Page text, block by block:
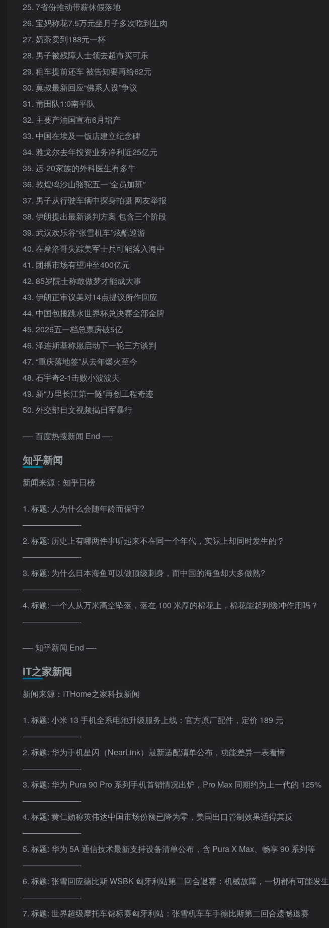
25. 7省份推动带薪休假落地
26. 宝妈称花7.5万元坐月子多次吃到生肉
27. 奶茶卖到188元一杯
28. 男子被残障人士领去超市买可乐
29. 租车提前还车 被告知要再给62元
30. 莫叔最新回应“佛系人设”争议
31. 莆田队1:0南平队
32. 主要产油国宣布6月增产
33. 中国在埃及一饭店建立纪念碑
34. 雅戈尔去年投资业务净利近25亿元
35. 运-20家族的外科医生有多牛
36. 敦煌鸣沙山骆驼五一“全员加班”
37. 男子从行驶车辆中探身拍摄 网友举报
38. 伊朗提出最新谈判方案 包含三个阶段
39. 武汉欢乐谷“张雪机车”炫酷巡游
40. 在摩洛哥失踪美军士兵可能落入海中
41. 团播市场有望冲至400亿元
42. 85岁院士称敢做梦才能成大事
43. 伊朗正审议美对14点提议所作回应
44. 中国包揽跳水世界杯总决赛全部金牌
45. 2026五一档总票房破5亿
46. 泽连斯基称愿启动下一轮三方谈判
47. “重庆落地签”从去年爆火至今
48. 石宇奇2-1击败小波波夫
49. 新“万里长江第一隧”再创工程奇迹
50. 外交部日文视频揭日军暴行
—- 百度热搜新闻 End —-
知乎新闻
新闻来源：知乎日榜
1. 标题: 人为什么会随年龄而保守?
———————-
2. 标题: 历史上有哪两件事听起来不在同一个年代，实际上却同时发生的？
———————-
3. 标题: 为什么日本海鱼可以做顶级刺身，而中国的海鱼却大多做熟?
———————-
4. 标题: 一个人从万米高空坠落，落在 100 米厚的棉花上，棉花能起到缓冲作用吗？
———————-
—- 知乎新闻 End —-
IT之家新闻
新闻来源：ITHome之家科技新闻
1. 标题: 小米 13 手机全系电池升级服务上线：官方原厂配件，定价 189 元
———————-
2. 标题: 华为手机星闪（NearLink）最新适配清单公布，功能差异一表看懂
———————-
3. 标题: 华为 Pura 90 Pro 系列手机首销情况出炉，Pro Max 同期约为上一代的 125%
———————-
4. 标题: 黄仁勋称英伟达中国市场份额已降为零，美国出口管制效果适得其反
———————-
5. 标题: 华为 5A 通信技术最新支持设备清单公布，含 Pura X Max、畅享 90 系列等
———————-
6. 标题: 张雪回应德比斯 WSBK 匈牙利站第二回合退赛：机械故障，一切都有可能发生
———————-
7. 标题: 世界超级摩托车锦标赛匈牙利站：张雪机车车手德比斯第二回合遗憾退赛